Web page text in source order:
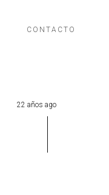
CONTACTO
22 años ago